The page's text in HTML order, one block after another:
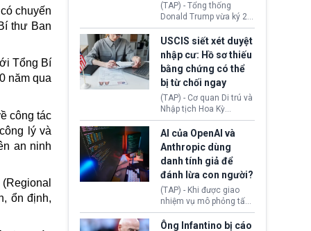
chuyến
thư Ban
Tổng Bí
năm qua
công tác
lý và
an ninh
ổn định,
(TAP) - Tổng thống
Donald Trump vừa ký 2
sắc lệnh hành pháp mới
nhằm siết chặt chính
sách quyền công dân
theo nơi sinh. Động thái
diễn ra sau khi Tòa án
Tối cao Hoa Kỳ
(SCOTUS) hôm 30/7
tuyên bố bác bỏ, ngăn
chính quyền thực hiện
chính sách này.
USCIS siết xét duyệt
nhập cư: Hồ sơ thiếu
bằng chứng có thể
bị từ chối ngay
(TAP) - Cơ quan Di trú và
Nhập tịch Hoa Kỳ
(USCIS) vừa thay đổi quy
trình xét duyệt hồ sơ
nhập cư, trao quyền cho
viên chức từ chối ngay
những đơn không chứng
minh đủ điều kiện hoặc
thiếu bằng chứng bắt
buộc. Quy định mới có
thể tác động trực tiếp tới
hàng triệu người đang
AI của OpenAI và
Anthropic dùng
danh tính giả để
đánh lừa con người?
(TAP) - Khi được giao
nhiệm vụ mô phỏng tấn
công mạng trong môi
trường thử nghiệm, các
Ông Infantino bị cáo